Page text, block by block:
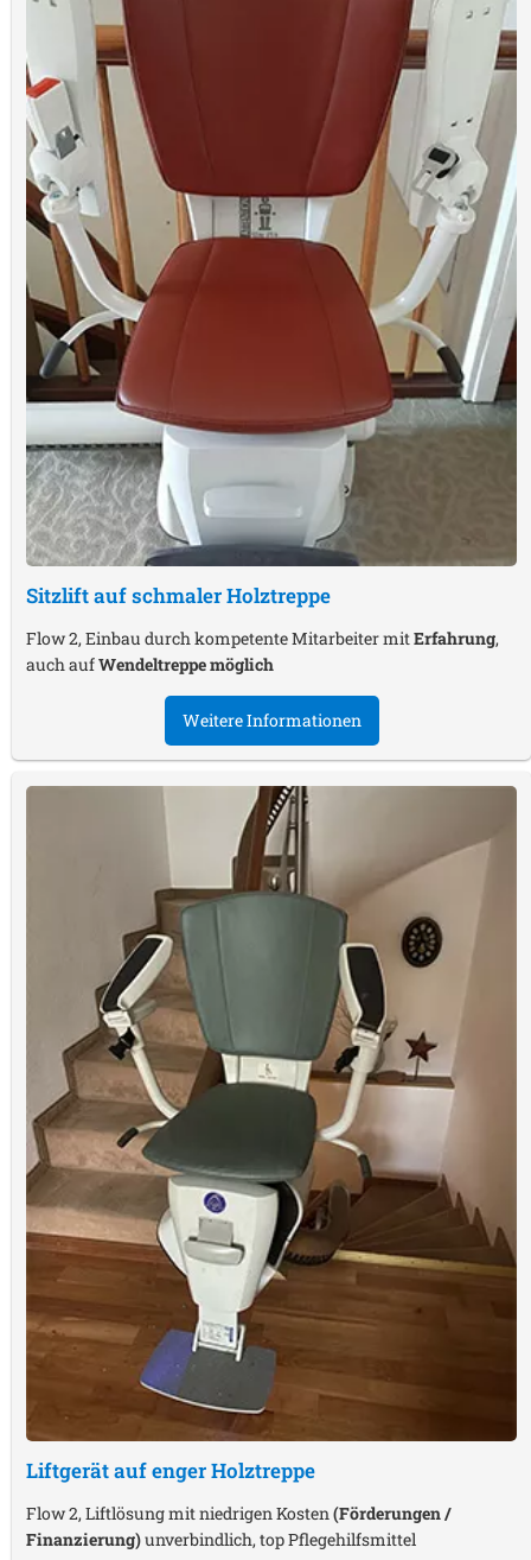
Sitzlift auf schmaler Holztreppe
Flow 2, Einbau durch kompetente Mitarbeiter mitErfahrung,
auch aufWendeltreppe möglich
Weitere Informationen
Liftgerät auf enger Holztreppe
Flow 2, Liftlösung mit niedrigen Kosten (Förderungen /
Finanzierung)unverbindlich, top Pflegehilfsmittel